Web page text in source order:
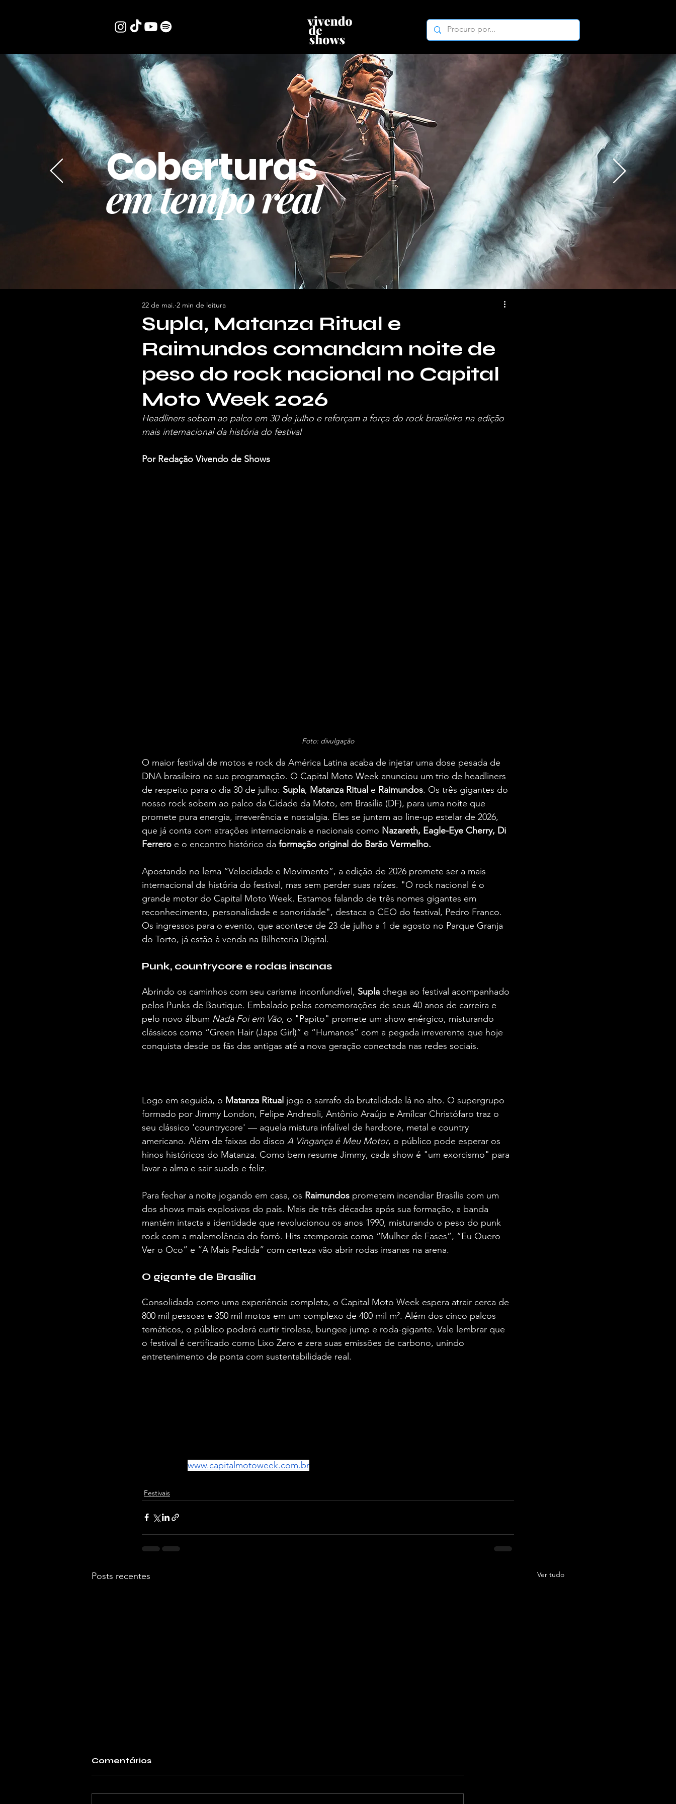
Coberturas
em tempo real
Supla, Matanza Ritual e
Raimundos comandam noite de
peso do rock nacional no Capital
Moto Week 2026
22 de mai. 2 min de leitura
Headliners sobem ao palco em 30 de julho e reforçam a força do rock brasileiro na edição
mais internacional da história do festival
Por Redação Vivendo de Shows
Foto: divulgação
O maior festival de motos e rock da América Latina acaba de injetar uma dose pesada de
DNA brasileiro na sua programação. O Capital Moto Week anunciou um trio de headliners
de respeito para o dia 30 de julho: Supla, Matanza Ritual e Raimundos. Os três gigantes do
nosso rock sobem ao palco da Cidade da Moto, em Brasília (DF), para uma noite que
promete pura energia, irreverência e nostalgia. Eles se juntam ao line-up estelar de 2026,
que já conta com atrações internacionais e nacionais como Nazareth, Eagle-Eye Cherry, Di
Ferrero e o encontro histórico da formação original do Barão Vermelho.
Apostando no lema “Velocidade e Movimento”, a edição de 2026 promete ser a mais
internacional da história do festival, mas sem perder suas raízes. "O rock nacional é o
grande motor do Capital Moto Week. Estamos falando de três nomes gigantes em
reconhecimento, personalidade e sonoridade", destaca o CEO do festival, Pedro Franco.
Os ingressos para o evento, que acontece de 23 de julho a 1 de agosto no Parque Granja
do Torto, já estão à venda na Bilheteria Digital.
Punk, countrycore e rodas insanas
Abrindo os caminhos com seu carisma inconfundível, Supla chega ao festival acompanhado
pelos Punks de Boutique. Embalado pelas comemorações de seus 40 anos de carreira e
pelo novo álbum Nada Foi em Vão, o "Papito" promete um show enérgico, misturando
clássicos como “Green Hair (Japa Girl)” e “Humanos” com a pegada irreverente que hoje
conquista desde os fãs das antigas até a nova geração conectada nas redes sociais.
Logo em seguida, o Matanza Ritual joga o sarrafo da brutalidade lá no alto. O supergrupo
formado por Jimmy London, Felipe Andreoli, Antônio Araújo e Amílcar Christófaro traz o
seu clássico 'countrycore' — aquela mistura infalível de hardcore, metal e country
americano. Além de faixas do disco A Vingança é Meu Motor, o público pode esperar os
hinos históricos do Matanza. Como bem resume Jimmy, cada show é "um exorcismo" para
lavar a alma e sair suado e feliz.
Para fechar a noite jogando em casa, os Raimundos prometem incendiar Brasília com um
dos shows mais explosivos do país. Mais de três décadas após sua formação, a banda
mantém intacta a identidade que revolucionou os anos 1990, misturando o peso do punk
rock com a malemolência do forró. Hits atemporais como “Mulher de Fases”, “Eu Quero
Ver o Oco” e “A Mais Pedida” com certeza vão abrir rodas insanas na arena.
O gigante de Brasília
Consolidado como uma experiência completa, o Capital Moto Week espera atrair cerca de
800 mil pessoas e 350 mil motos em um complexo de 400 mil m². Além dos cinco palcos
temáticos, o público poderá curtir tirolesa, bungee jump e roda-gigante. Vale lembrar que
o festival é certificado como Lixo Zero e zera suas emissões de carbono, unindo
entretenimento de ponta com sustentabilidade real.
www.capitalmotoweek.com.br
Festivais
Posts recentes Ver tudo
Comentários